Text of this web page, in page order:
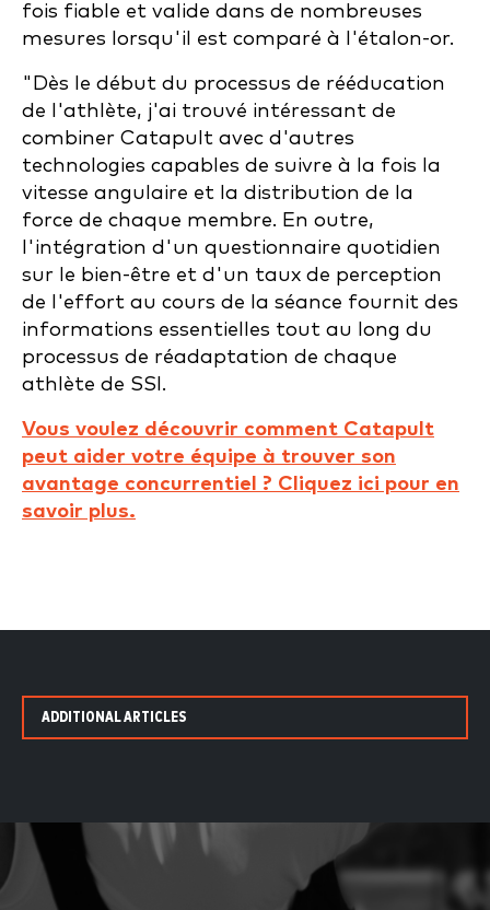
fois fiable et valide dans de nombreuses
mesures lorsqu'il est comparé à l'étalon-or.
"Dès le début du processus de rééducation
de l'athlète, j'ai trouvé intéressant de
combiner Catapult avec d'autres
technologies capables de suivre à la fois la
vitesse angulaire et la distribution de la
force de chaque membre. En outre,
l'intégration d'un questionnaire quotidien
sur le bien-être et d'un taux de perception
de l'effort au cours de la séance fournit des
informations essentielles tout au long du
processus de réadaptation de chaque
athlète de SSI.
Vous voulez découvrir comment Catapult
peut aider votre équipe à trouver son
avantage concurrentiel ? Cliquez ici pour en
savoir plus.
ADDITIONAL ARTICLES